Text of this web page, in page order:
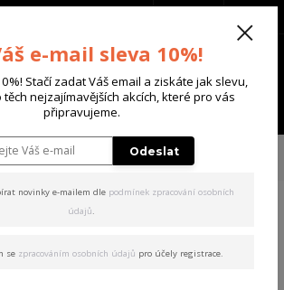
Menu
Yakuza dámské šaty Thorns Allover Sweat Dress
Dress
e-mail sleva 10%!
Stačí zadat Váš email a ziskáte jak slevu,
nejzajímavějších akcích, které pro vás
připravujeme.
Odeslat
novinky e-mailem dle podmínek zpracování osobních
údajů.
se zpracováním osobních údajů pro účely registrace.